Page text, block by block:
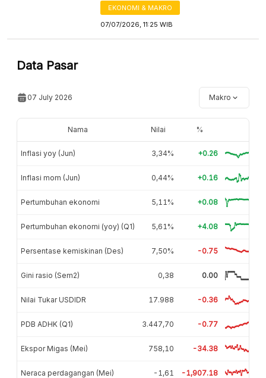
EKONOMI & MAKRO
07/07/2026, 11:25 WIB
Data Pasar
07 July 2026 Makro
Nama Nilai %
Inflasi yoy (Jun) 3,34% +0.26
Inflasi mom (Jun) 0,44% +0.16
Pertumbuhan ekonomi 5,11% +0.08
Pertumbuhan ekonomi (yoy) (Q1) 5,61% +4.08
Persentase kemiskinan (Des) 7,50% -0.75
Gini rasio (Sem2) 0,38 0.00
Nilai Tukar USDIDR 17.988 -0.36
PDB ADHK (Q1) 3.447,70 -0.77
Ekspor Migas (Mei) 758,10 -34.38
Neraca perdagangan (Mei) -1,61 -1,907.18